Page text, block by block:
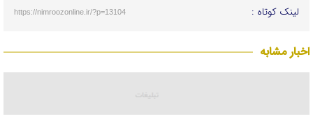
لینک کوتاه : https://nimroozonline.ir/?p=13104
اخبار مشابه